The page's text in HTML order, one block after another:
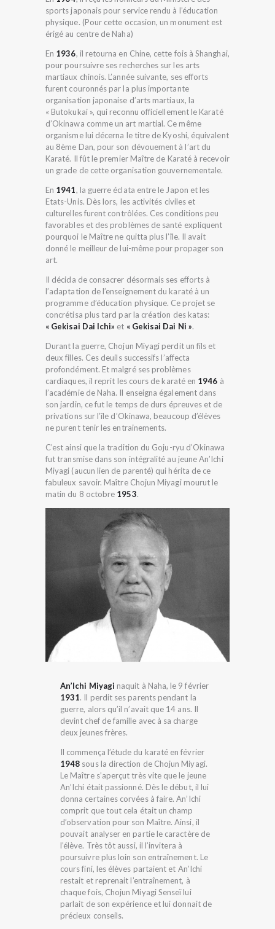
sports japonais pour service rendu à l’éducation
physique. (Pour cette occasion, un monument est
érigé au centre de Naha)
En 1936, il retourna en Chine, cette fois à Shanghai,
pour poursuivre ses recherches sur les arts
martiaux chinois. L’année suivante, ses efforts
furent couronnés par la plus importante
organisation japonaise d’arts martiaux, la
« Butokukai », qui reconnu officiellement le Karaté
d’Okinawa comme un art martial. Ce même
organisme lui décerna le titre de Kyoshi, équivalent
au 8ème Dan, pour son dévouement à l’art du
Karaté. Il fût le premier Maître de Karaté à recevoir
un grade de cette organisation gouvernementale.
En 1941, la guerre éclata entre le Japon et les
Etats-Unis. Dès lors, les activités civiles et
culturelles furent contrôlées. Ces conditions peu
favorables et des problèmes de santé expliquent
pourquoi le Maître ne quitta plus l’île. Il avait
donné le meilleur de lui-même pour propager son
art.
Il décida de consacrer désormais ses efforts à
l’adaptation de l’enseignement du karaté à un
programme d’éducation physique. Ce projet se
concrétisa plus tard par la création des katas:
« Gekisai Dai Ichi» et « Gekisai Dai Ni ».
Durant la guerre, Chojun Miyagi perdit un fils et
deux filles. Ces deuils successifs l’affecta
profondément. Et malgré ses problèmes
cardiaques, il reprit les cours de karaté en 1946 à
l’académie de Naha. Il enseigna également dans
son jardin, ce fut le temps de durs épreuves et de
privations sur l’île d’Okinawa, beaucoup d’élèves
ne purent tenir les entrainements.
C’est ainsi que la tradition du Goju-ryu d’Okinawa
fut transmise dans son intégralité au jeune An’Ichi
Miyagi (aucun lien de parenté) qui hérita de ce
fabuleux savoir. Maître Chojun Miyagi mourut le
matin du 8 octobre 1953.
An’Ichi Miyagi naquit à Naha, le 9 février
1931. Il perdit ses parents pendant la
guerre, alors qu’il n’avait que 14 ans. Il
devint chef de famille avec à sa charge
deux jeunes frères.
Il commença l’étude du karaté en février
1948 sous la direction de Chojun Miyagi.
Le Maître s’aperçut très vite que le jeune
An’Ichi était passionné. Dès le début, il lui
donna certaines corvées à faire. An’Ichi
comprit que tout cela était un champ
d’observation pour son Maître. Ainsi, il
pouvait analyser en partie le caractère de
l’élève. Très tôt aussi, il l’invitera à
poursuivre plus loin son entraînement. Le
cours fini, les élèves partaient et An’Ichi
restait et reprenait l’entraînement, à
chaque fois, Chojun Miyagi Senseï lui
parlait de son expérience et lui donnait de
précieux conseils.